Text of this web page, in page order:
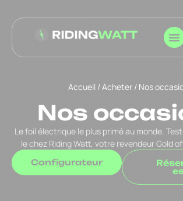
Accueil /Acheter / Nos
Nos
Le foil électrique le plus primé au monde.
le chez Riding Watt, votre revendeur Gold
Configurateur